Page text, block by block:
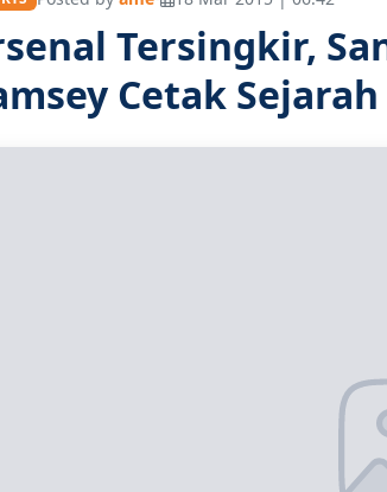
Tersingkir,
Cetak Sejarah